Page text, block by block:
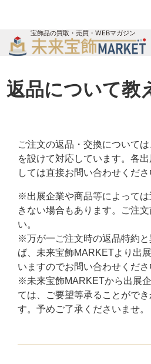
宝飾品の買取・売買・WEBマガジン
未来宝飾マガジン
返品について教
ご注文の返品・交換について
を設けて対応しています。各
しては直接お問い合わせくださ
※出展企業や商品等によって
きない場合もあります。ご注
い。
※万が一ご注文時の返品特約
ば、未来宝飾MARKETより出
いますのでお問い合わせくださ
※未来宝飾MARKETから出展
ては、ご要望等承ることがで
す。予めご了承くださいませ。